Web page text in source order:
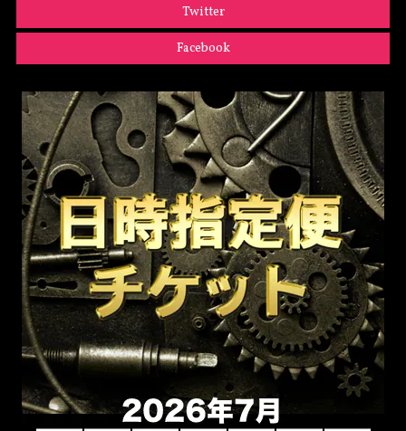
Twitter
Facebook